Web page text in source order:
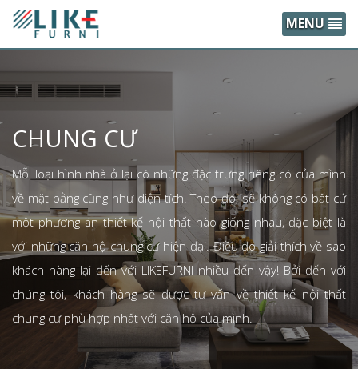
MENU
CHUNG CƯ
Mỗi loại hình nhà ở lại có những đặc trưng riêng có của mình
về mặt bằng cũng như diện tích. Theo đó, sẽ không có bất cứ
một phương án thiết kế nội thất nào giống nhau, đặc biệt là
với những căn hộ chung cư hiện đại. Điều đó giải thích về sao
khách hàng lại đến với LIKEFURNI nhiều đến vậy! Bởi đến với
chúng tôi, khách hàng sẽ được tư vấn về thiết kế nội thất
chung cư phù hợp nhất với căn hộ của mình.